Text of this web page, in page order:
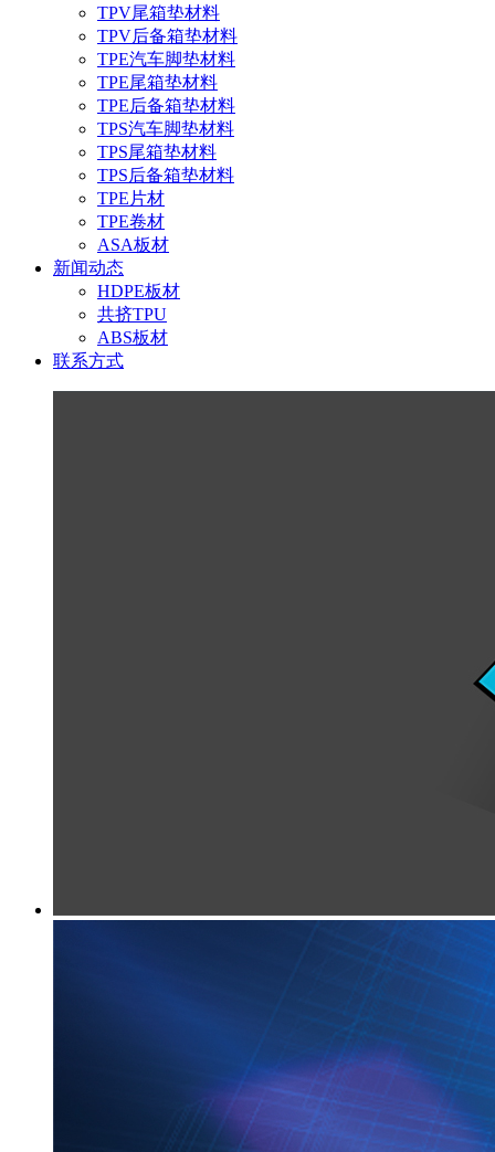
TPV尾箱垫材料
TPV后备箱垫材料
TPE汽车脚垫材料
TPE尾箱垫材料
TPE后备箱垫材料
TPS汽车脚垫材料
TPS尾箱垫材料
TPS后备箱垫材料
TPE片材
TPE卷材
ASA板材
新闻动态
HDPE板材
共挤TPU
ABS板材
联系方式